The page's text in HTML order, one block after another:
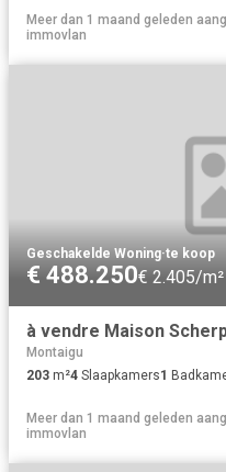
Meer dan 1 maand geleden
immovlan
Geschakelde Woning·te koop
€ 488.250€ 2.405/m²
à vendre Maison
Montaigu
203 m²4 Slaapkamers1
Meer dan 1 maand geleden
immovlan